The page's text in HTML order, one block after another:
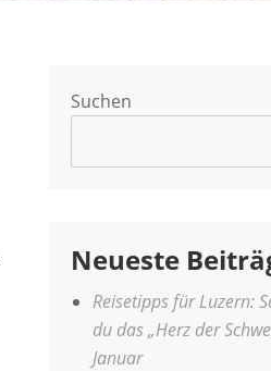
Suchen
Neueste
Reisetipps für Luzern:
du das „Herz der
Januar